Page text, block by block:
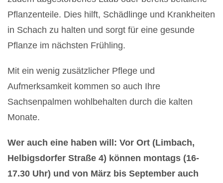
Pflanzenteile. Dies hilft, Schädlinge und Krankheiten
in Schach zu halten und sorgt für eine gesunde
Pflanze im nächsten Frühling.
Mit ein wenig zusätzlicher Pflege und
Aufmerksamkeit kommen so auch Ihre
Sachsenpalmen wohlbehalten durch die kalten
Monate.
Wer auch eine haben will: Vor Ort (Limbach,
Helbigsdorfer Straße 4) können montags (16-
17.30 Uhr) und von März bis September auch